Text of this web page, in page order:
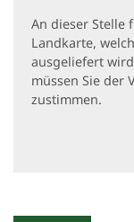
An dieser Stelle
Landkarte,
ausgeliefert
müssen Sie der
zustimmen.